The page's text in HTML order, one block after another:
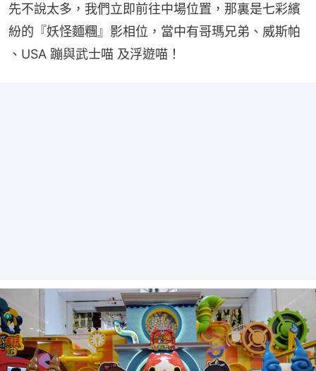
先不說太多，我們立即前往中場位置，那裏是七彩繽
紛的『妖怪麵糰』影相位，當中有哥瑪兄弟、威斯帕
、USA 蹦與武士喵 及浮遊喵！